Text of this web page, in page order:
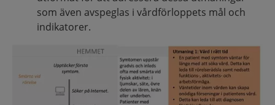
som även avspeglas i vårdförloppets mål och
indikatorer.